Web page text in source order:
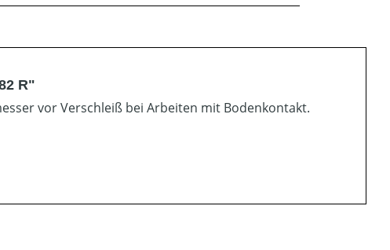
R"
vor Verschleiß bei Arbeiten mit Bodenkontakt.